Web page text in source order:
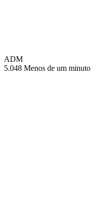
ADM
5.048 Menos de um minuto